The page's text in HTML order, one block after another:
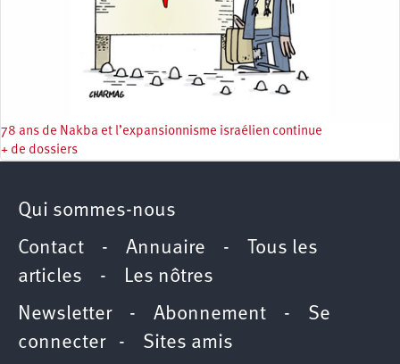
78 ans de Nakba et l’expansionnisme israélien continue
+ de dossiers
Qui sommes-nous
Contact - Annuaire - Tous les
articles -
Les nôtres
Newsletter- Abonnement - Se
connecter- Sites amis